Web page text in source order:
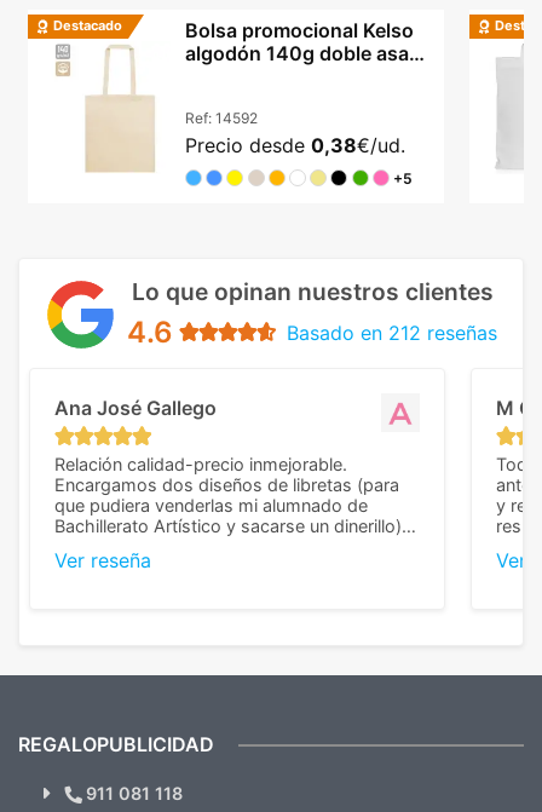
Destacado
Bolsa promocional Kelso
algodón 140g doble asa
Ref: 14592
Precio desde 0,38€/ud.
+5
Lo que opinan nuestros clientes
4.6 Basado en 212 reseñas
Ana José Gallego
Relación calidad-precio inmejorable.
Encargamos dos diseños de libretas (para
que pudiera venderlas mi alumnado de
Bachillerato Artístico y sacarse un dinerillo) y
diferencia, con libretas de muy buena calidad
Ver reseña
M C
Todo
y
Ver
¿Quieres ver nuestras últimas
Novedades y Ofertas?
REGALOPUBLICIDAD
911 081 118